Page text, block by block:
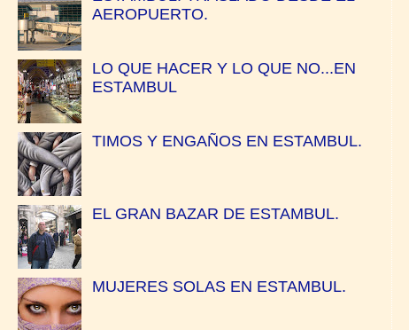
AEROPUERTO.
LO QUE HACER Y LO QUE NO...EN
ESTAMBUL
TIMOS Y ENGAÑOS EN ESTAMBUL.
EL GRAN BAZAR DE ESTAMBUL.
MUJERES SOLAS EN ESTAMBUL.